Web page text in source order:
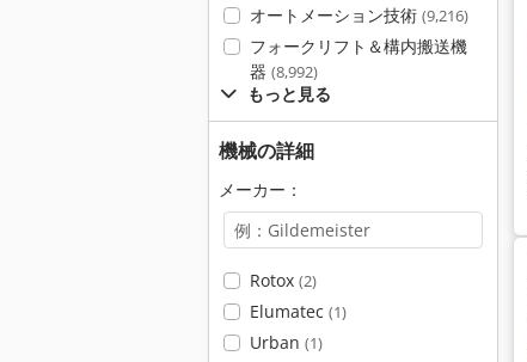
オートメーション技術 (9,216)
フォークリフト＆構内搬送機
器 (8,992)
もっと見る
機械の詳細
メーカー：
Rotox (2)
Elumatec (1)
Urban (1)